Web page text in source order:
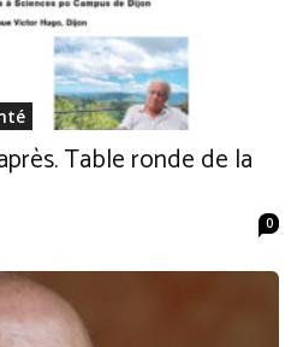
Table ronde de la
0